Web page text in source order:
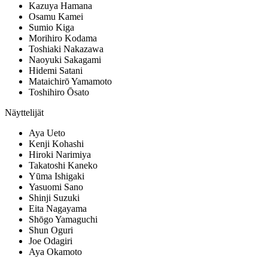
Kazuya Hamana
Osamu Kamei
Sumio Kiga
Morihiro Kodama
Toshiaki Nakazawa
Naoyuki Sakagami
Hidemi Satani
Mataichirō Yamamoto
Toshihiro Ōsato
Näyttelijät
Aya Ueto
Kenji Kohashi
Hiroki Narimiya
Takatoshi Kaneko
Yūma Ishigaki
Yasuomi Sano
Shinji Suzuki
Eita Nagayama
Shōgo Yamaguchi
Shun Oguri
Joe Odagiri
Aya Okamoto